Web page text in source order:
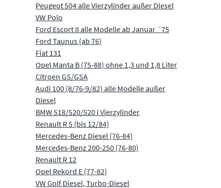
Peugeot 504 alle Vierzylinder außer Diesel
VW Polo
Ford Escort II alle Modelle ab Januar ´75
Ford Taunus (ab 76)
Fiat 131
Opel Manta B (75-88) ohne 1,3 und 1,8 Liter
Citroen GS/GSA
Audi 100 (8/76-9/82) alle Modelle außer
Diesel
BMW 518/520/520 i Vierzylinder
Renault R 5 (bis 12/84)
Mercedes-Benz Diesel (76-84)
Mercedes-Benz 200-250 (76-80)
Renault R 12
Opel Rekord E (77-82)
VW Golf Diesel, Turbo-Diesel